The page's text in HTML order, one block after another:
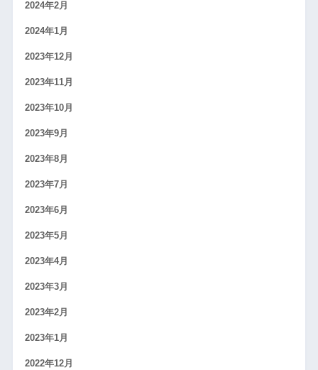
2024年2月
2024年1月
2023年12月
2023年11月
2023年10月
2023年9月
2023年8月
2023年7月
2023年6月
2023年5月
2023年4月
2023年3月
2023年2月
2023年1月
2022年12月